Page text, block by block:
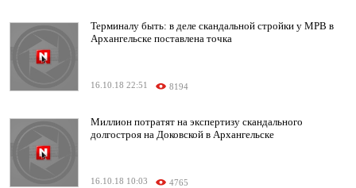
Терминалу быть: в деле скандальной стройки у МРВ в
Архангельске поставлена точка
16.10.18 22:51 8194
Миллион потратят на экспертизу скандального
долгостроя на Доковской в Архангельске
16.10.18 10:03 4765